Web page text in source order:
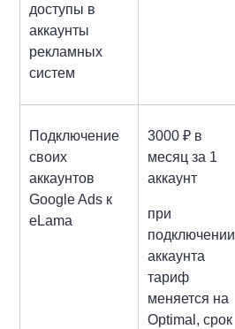
доступы в
аккаунты
рекламных
систем
Подключение
своих
аккаунтов
Google Ads к
eLama
3000 ₽ в
месяц за 1
аккаунт
при
подключении
аккаунта
тариф
меняется на
Optimal, срок